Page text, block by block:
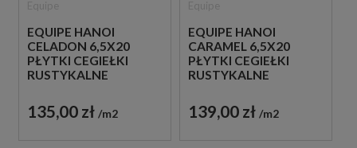
EQUIPE HANOI
CELADON 6,5X20
PŁYTKI CEGIEŁKI
RUSTYKALNE
135,00 zł m2
EQUIPE HANOI
CARAMEL 6,5X20
PŁYTKI CEGIEŁKI
RUSTYKALNE
139,00 zł m2